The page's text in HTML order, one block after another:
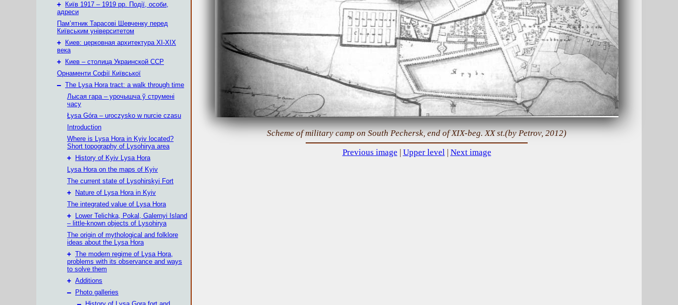
+
Київ 1917 – 1919 рр. Події, особи,
адреси
Пам’ятник Тарасові Шевченку перед
Київським університетом
+
Киев: церковная архитектура XI-XIX
века
+
Киев – столица Украинской ССР
Орнаменти Софії Київської
– The Lysa Hora tract: a walk through time
Лысая гара – урочышча ў струмені
часу
Łysa Góra – uroczysko w nurcie czasu
Introduction
Where is Lysa Hora in Kyiv located?
Short topography of Lysohirya area
+
History of Kyiv Lysa Hora
Lysa Hora on the maps of Kyiv
The current state of Lysohirskyi Fort
+
Nature of Lysa Hora in Kyiv
The integrated value of Lysa Hora
+
Lower Telichka, Pokal, Galernyi Island
– little-known objects of Lysohirya
The origin of mythological and folklore
ideas about the Lysa Hora
+ The modern regime of Lysa Hora,
problems with its observance and ways
to solve them
+ Additions
–
Photo galleries
Scheme of military camp on South Pechersk, end of ХІХ-beg. ХХ st.(by Petrov, 2012)
Previous image | Upper level| Next image